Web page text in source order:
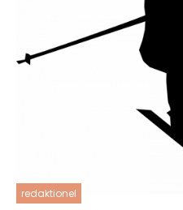
redaktionel